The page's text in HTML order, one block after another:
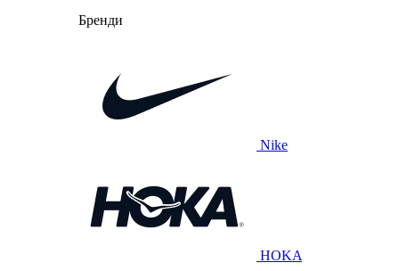
Бренди
Nike
HOKA